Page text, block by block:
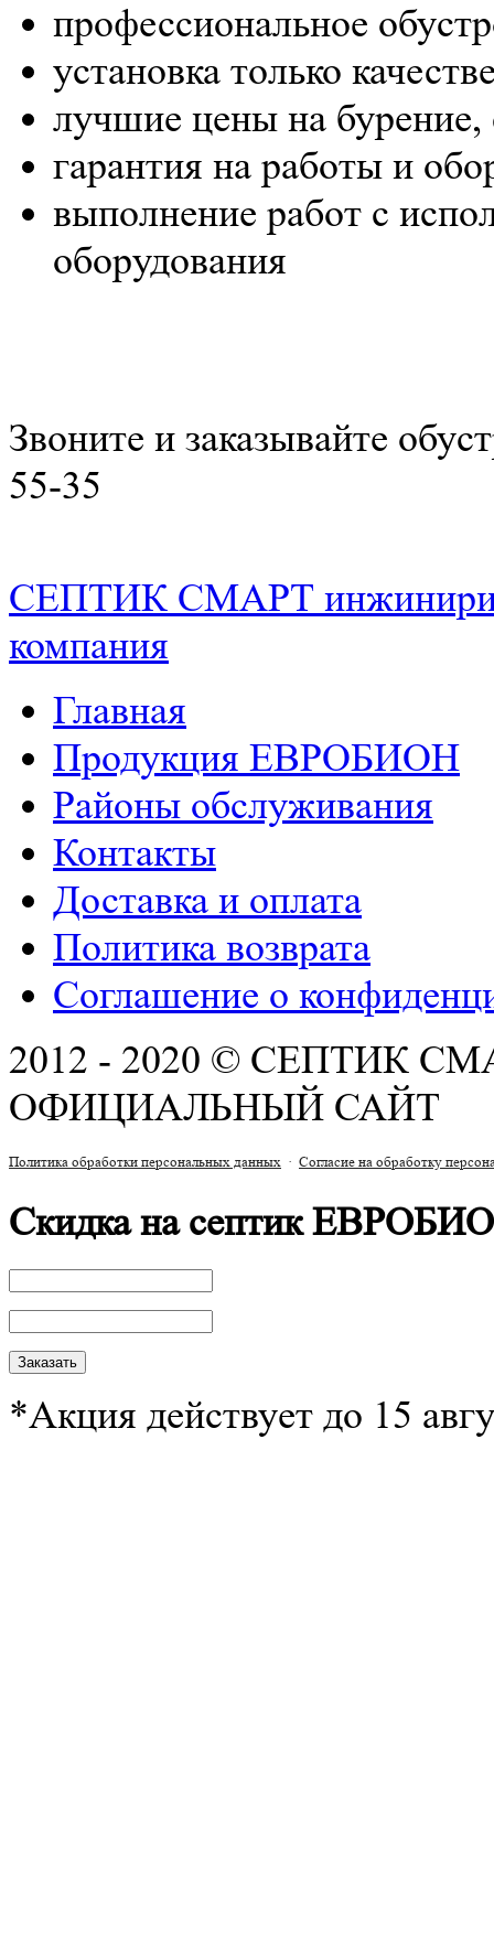
профессиональное
установка только
лучшие цены на бурение,
гарантия на работы и
выполнение работ с
оборудования
Звоните и заказывайте
55-35
СЕПТИК СМАРТ
компания
Главная
Продукция ЕВРОБИОН
Районы обслуживания
Контакты
Доставка и оплата
Политика возврата
Соглашение о
2012 - 2020 © СЕПТИК
ОФИЦИАЛЬНЫЙ САЙТ
Политика обработки персональных данных · Согласие на обработку
Скидка на септик
*Акция действует до 15
РАСЧЕТ СМЕТЫ ОНЛАЙН!